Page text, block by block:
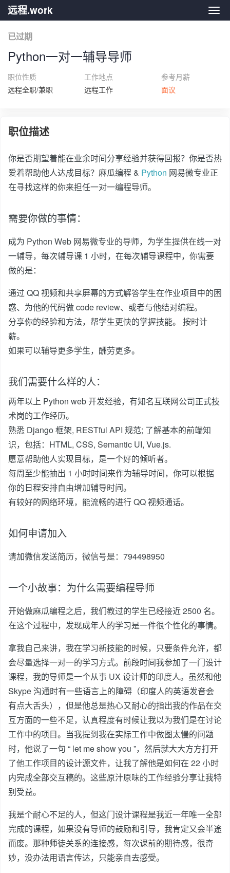
远
远程.work
已过期
Python一对一辅导导师
职位性质
远程全职/兼职
工作地点
远程工作
参考月薪
面议
职位描述
你是否期望着能在业余时间分享经验并获得回报？你是否热
爱着帮助他人达成目标？麻瓜编程 & Python 网易微专业正
在寻找这样的你来担任一对一编程导师。
需要你做的事情：
成为 Python Web 网易微专业的导师，为学生提供在线一对
一辅导，每次辅导课 1 小时，在每次辅导课程中，你需要
做的是：
通过 QQ 视频和共享屏幕的方式解答学生在作业项目中的困
惑、为他的代码做 code review、或者与他结对编程。
分享你的经验和方法，帮学生更快的掌握技能。 按时计
薪。
如果可以辅导更多学生，酬劳更多。
我们需要什么样的人：
两年以上 Python web 开发经验，有知名互联网公司正式技
术岗的工作经历。
熟悉 Django 框架, RESTful API 规范; 了解基本的前端知
识，包括：HTML, CSS, Semantic UI, Vue.js.
愿意帮助他人实现目标，是一个好的倾听者。
每周至少能抽出 1 小时时间来作为辅导时间，你可以根据
你的日程安排自由增加辅导时间。
有较好的网络环境，能流畅的进行 QQ 视频通话。
如何申请加入
请加微信发送简历，微信号是：794498950
一个小故事：为什么需要编程导师
开始做麻瓜编程之后，我们教过的学生已经接近 2500 名。
在这个过程中，发现成年人的学习是一件很个性化的事情。
拿我自己来讲，我在学习新技能的时候，只要条件允许，都
会尽量选择一对一的学习方式。前段时间我参加了一门设计
课程，我的导师是一个从事 UX 设计师的印度人。虽然和他
Skype 沟通时有一些语言上的障碍（印度人的英语发音会
有点大舌头），但是他总是热心又耐心的指出我的作品在交
互方面的一些不足，认真程度有时候让我以为我们是在讨论
工作中的项目。当我提到我在实际工作中做图太慢的问题
时，他说了一句 “ let me show you ”，然后就大大方方打开
了他工作项目的设计源文件，让我了解他是如何在 22 小时
内完成全部交互稿的。这些原汁原味的工作经验分享让我特
别受益。
我是个耐心不足的人，但这门设计课程是我近一年唯一全部
完成的课程，如果没有导师的鼓励和引导，我肯定又会半途
而废。那种师徒关系的连接感，每次课前的期待感，很奇
妙，没办法用语言传达，只能亲自去感受。